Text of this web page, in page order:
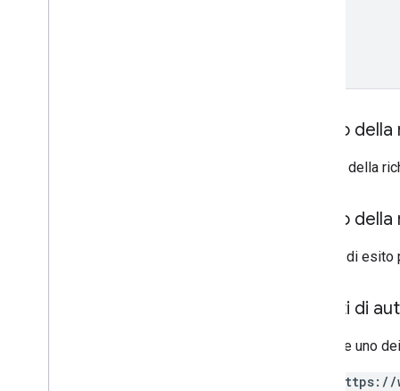
Corpo
Il corpo della
Corpo
In caso di
Ambiti di
Richiede uno
https://